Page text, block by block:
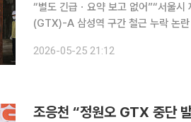
“별도 긴급ㆍ요약 보고 없어”“서울시 제안 보강안, 검증
(GTX)-A 삼성역 구간 철근 누락 논
반박했다. 이어 “별도의 긴급보
2026-05-25 21:12
조응천 “정원오 GTX 중단